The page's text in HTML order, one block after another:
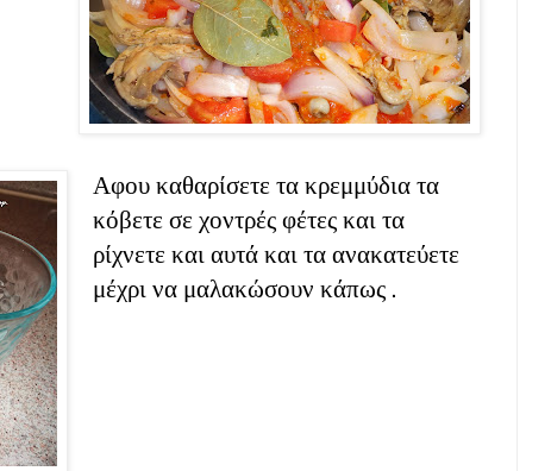
Αφου καθαρίσετε τα κρεμμύδια τα
κόβετε σε χοντρές φέτες και τα
ρίχνετε και αυτά και τα ανακατεύετε
μέχρι να μαλακώσουν κάπως .